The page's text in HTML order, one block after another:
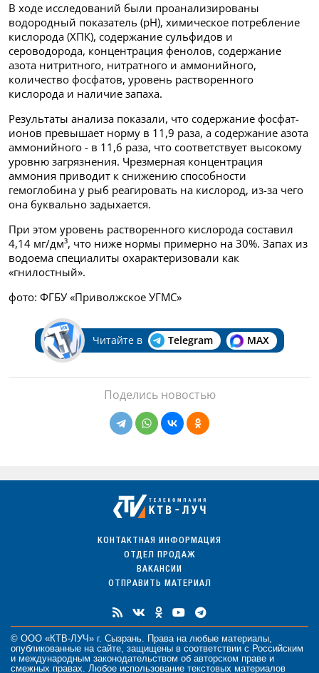
В ходе исследований были проанализированы
водородный показатель (рН), химическое потребление
кислорода (ХПК), содержание сульфидов и
сероводорода, концентрация фенолов, содержание
азота нитритного, нитратного и аммонийного,
количество фосфатов, уровень растворенного
кислорода и наличие запаха.
Результаты анализа показали, что содержание фосфат-
ионов превышает норму в 11,9 раза, а содержание азота
аммонийного - в 11,6 раза, что соответствует высокому
уровню загрязнения. Чрезмерная концентрация
аммония приводит к снижению способности
гемоглобина у рыб реагировать на кислород, из-за чего
она буквально задыхается.
При этом уровень растворенного кислорода составил
4,14 мг/дм³, что ниже нормы примерно на 30%. Запах из
водоема специалиты охарактеризовали как
«гнилостный».
фото: ФГБУ «Приволжское УГМС»
Читайте в Telegram MAX
Поделись новостью
КОНТАКТНАЯ ИНФОРМАЦИЯ
ОТДЕЛ ПРОДАЖ
ВАКАНСИИ
ОТПРАВИТЬ МАТЕРИАЛ
© ООО «КТВ-ЛУЧ» г. Сызрань. Права на любые материалы,
опубликованные на сайте, защищены в соответствии с Российским
и международным законодательством об авторском праве и
смежных правах. Любое использование текстовых материалов